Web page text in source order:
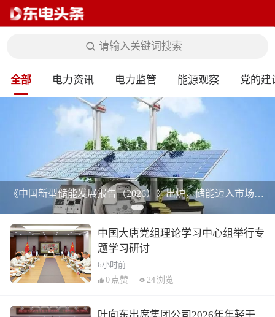
请输入关键词搜索
全部 电力资讯 电力监管 能源观察 党的建
《中国新型储能发展报告（2026）》出炉，储能迈入市场化提质新阶段
中国大唐党组理论学习中心组举行专
题学习研讨
6小时前
0 点赞 24 浏览